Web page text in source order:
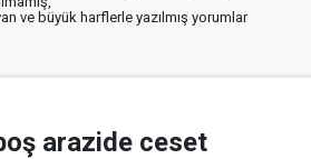
ve büyük harflerle yazılmış yorumlar
arazide ceset